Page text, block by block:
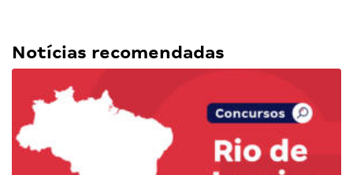
Notícias recomendadas